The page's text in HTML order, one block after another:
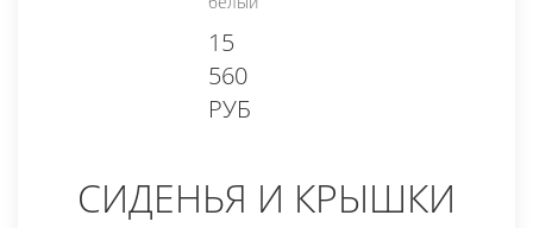
15
560
РУБ
СИДЕНЬЯ И КРЫШКИ